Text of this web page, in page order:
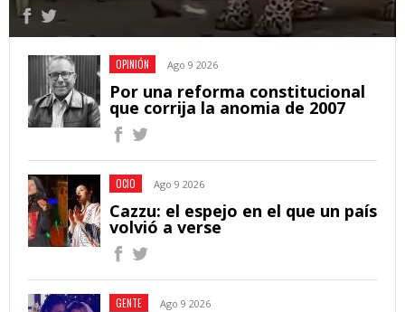
OPINIÓN Ago 9 2026
Por una reforma constitucional
que corrija la anomia de 2007
OCIO Ago 9 2026
Cazzu: el espejo en el que un país
volvió a verse
GENTE Ago 9 2026